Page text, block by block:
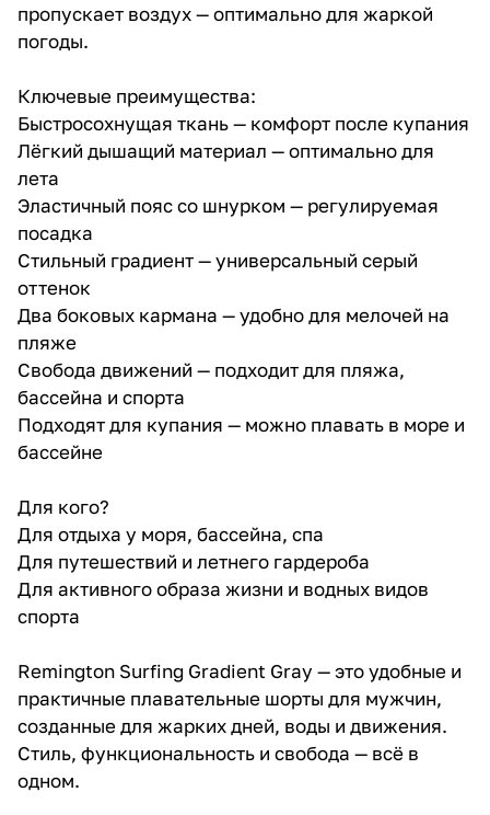
пропускает воздух — оптимально для жаркой
погоды.
Ключевые преимущества:
Быстросохнущая ткань — комфорт после купания
Лёгкий дышащий материал — оптимально для
лета
Эластичный пояс со шнурком — регулируемая
посадка
Стильный градиент — универсальный серый
оттенок
Два боковых кармана — удобно для мелочей на
пляже
Свобода движений — подходит для пляжа,
бассейна и спорта
Подходят для купания — можно плавать в море и
бассейне
Для кого?
Для отдыха у моря, бассейна, спа
Для путешествий и летнего гардероба
Для активного образа жизни и водных видов
спорта
Remington Surfing Gradient Gray — это удобные и
практичные плавательные шорты для мужчин,
созданные для жарких дней, воды и движения.
Стиль, функциональность и свобода — всё в
одном.